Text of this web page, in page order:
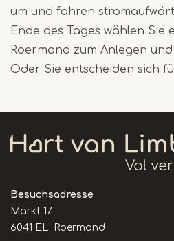
um und fahren
Ende des Tages wählen
Roermond zum Anlegen
Oder Sie entscheiden sich
Besuchsadresse
Markt 17
6041 EL Roermond